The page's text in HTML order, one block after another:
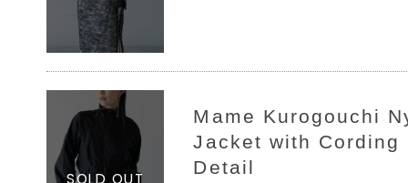
Mame Kurogouchi
Jacket with Cording
Detail